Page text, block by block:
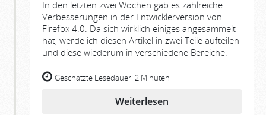
In den letzten zwei Wochen gab es zahlreiche
Verbesserungen in der Entwicklerversion von
Firefox 4.0. Da sich wirklich einiges angesammelt
hat, werde ich diesen Artikel in zwei Teile aufteilen
und diese wiederum in verschiedene Bereiche.
Geschätzte Lesedauer: 2 Minuten
Weiterlesen